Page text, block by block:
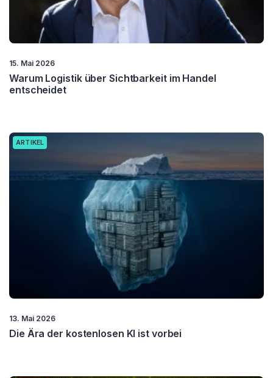
15. Mai 2026
Warum Logistik über Sichtbarkeit im Handel
entscheidet
ARTIKEL
13. Mai 2026
Die Ära der kostenlosen KI ist vorbei